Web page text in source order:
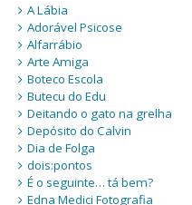
A Lábia
Adorável Psicose
Alfarrábio
Arte Amiga
Boteco Escola
Butecu do Edu
Deitando o gato na grelha
Depósito do Calvin
Dia de Folga
dois:pontos
É o seguinte… tá bem?
Edna Medici Fotografia